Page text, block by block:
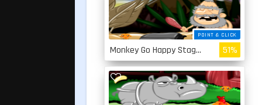
POINT & CLICK
Monkey Go Happy Stage 4 51%